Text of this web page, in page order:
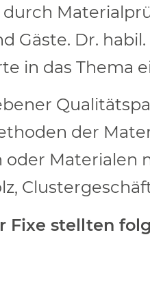
Gäste. Dr.
in das Thema
der
Fixe stellten